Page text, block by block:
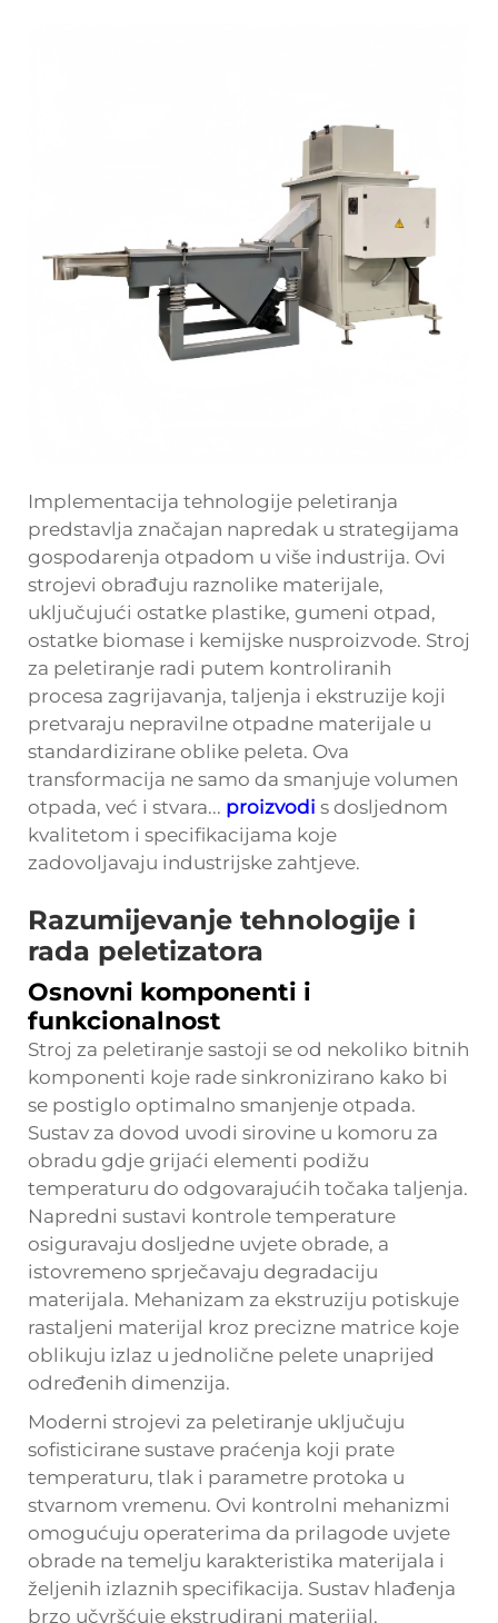
Implementacija tehnologije peletiranja
predstavlja značajan napredak u strategijama
gospodarenja otpadom u više industrija. Ovi
strojevi obrađuju raznolike materijale,
uključujući ostatke plastike, gumeni otpad,
ostatke biomase i kemijske nusproizvode. Stroj
za peletiranje radi putem kontroliranih
procesa zagrijavanja, taljenja i ekstruzije koji
pretvaraju nepravilne otpadne materijale u
standardizirane oblike peleta. Ova
transformacija ne samo da smanjuje volumen
otpada, već i stvara... proizvodi s dosljednom
kvalitetom i specifikacijama koje
zadovoljavaju industrijske zahtjeve.
Razumijevanje tehnologije i
rada peletizatora
Osnovni komponenti i
funkcionalnost
Stroj za peletiranje sastoji se od nekoliko bitnih
komponenti koje rade sinkronizirano kako bi
se postiglo optimalno smanjenje otpada.
Sustav za dovod uvodi sirovine u komoru za
obradu gdje grijaći elementi podižu
temperaturu do odgovarajućih točaka taljenja.
Napredni sustavi kontrole temperature
osiguravaju dosljedne uvjete obrade, a
istovremeno sprječavaju degradaciju
materijala. Mehanizam za ekstruziju potiskuje
rastaljeni materijal kroz precizne matrice koje
oblikuju izlaz u jednolične pelete unaprijed
određenih dimenzija.
Moderni strojevi za peletiranje uključuju
sofisticirane sustave praćenja koji prate
temperaturu, tlak i parametre protoka u
stvarnom vremenu. Ovi kontrolni mehanizmi
omogućuju operaterima da prilagode uvjete
obrade na temelju karakteristika materijala i
željenih izlaznih specifikacija. Sustav hlađenja
brzo učvršćuje ekstrudirani materijal,